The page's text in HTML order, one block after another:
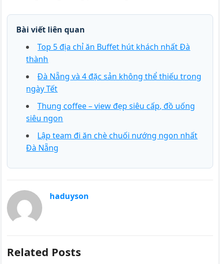
Bài viết liên quan
Top 5 địa chỉ ăn Buffet hút khách nhất Đà
thành
Đà Nẵng và 4 đặc sản không thể thiếu trong
ngày Tết
Thung coffee – view đẹp siêu cấp, đồ uống
siêu ngon
Lập team đi ăn chè chuối nướng ngon nhất
Đà Nẵng
haduyson
Related Posts